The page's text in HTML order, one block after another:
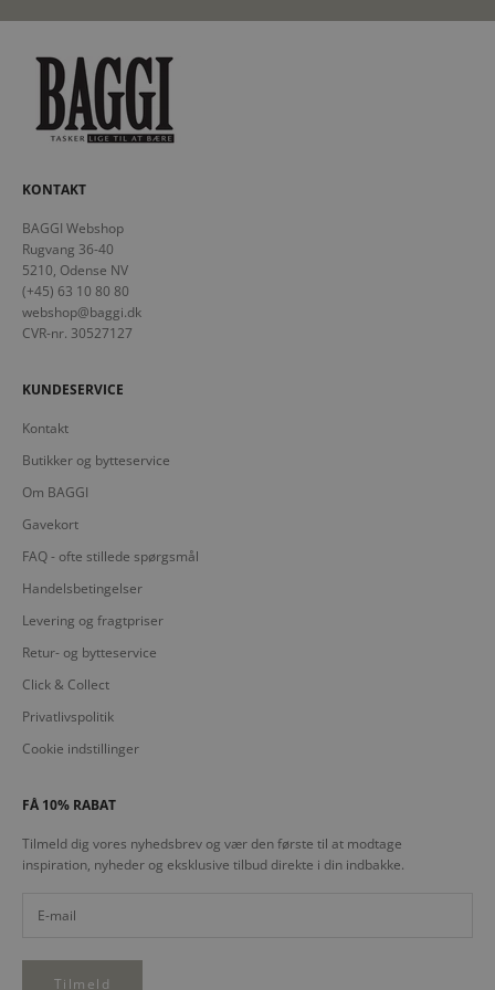
KONTAKT
BAGGI Webshop
Rugvang 36-40
5210, Odense NV
(+45) 63 10 80 80
webshop@baggi.dk
CVR-nr. 30527127
KUNDESERVICE
Kontakt
Butikker og bytteservice
Om BAGGI
Gavekort
FAQ - ofte stillede spørgsmål
Handelsbetingelser
Levering og fragtpriser
Retur- og bytteservice
Click & Collect
Privatlivspolitik
Cookie indstillinger
FÅ 10% RABAT
Tilmeld dig vores nyhedsbrev og vær den første til at modtage
inspiration, nyheder og eksklusive tilbud direkte i din indbakke.
Tilmeld